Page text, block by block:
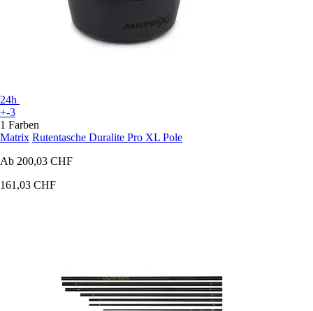
24h
+-3
1 Farben
Matrix Rutentasche Duralite Pro XL Pole
Ab 200,03 CHF
161,03 CHF